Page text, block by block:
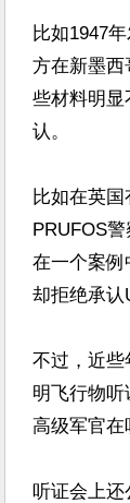
比如1947
方在新墨西
些材料明显
认。
比如在英
PRUFOS
在一个案例
却拒绝承认
不过，近些
明飞行物
高级军官在
听证会上还